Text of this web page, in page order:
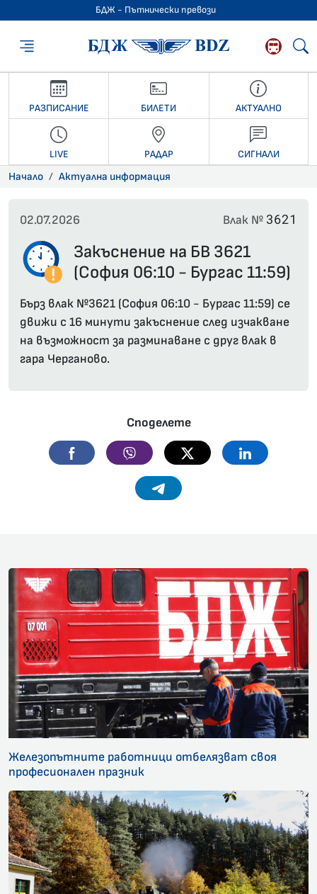
БДЖ - Пътнически превози
БДЖ -
РАЗПИСАНИЕ БИЛЕТИ АКТУАЛНО
LIVE РАДАР СИГНАЛИ
Начало Актуална информация
02.07.2026 Влак № 3621
Закъснение на БВ 3621
(София 06:10 - Бургас 11:59)
Бърз влак №3621 (София 06:10 - Бургас 11:59) се
движи с 16 минути закъснение след изчакване
на възможност за разминаване с друг влак в
гара Черганово.
Споделете
Facebook Viber Twitter Linkedin
Telegram
Железопътните работници отбелязват своя
професионален празник